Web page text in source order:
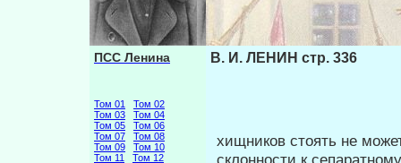
ПСС Ленина
Том 01
Том 02
Том 03
Том 04
Том 05
Том 06
Том 07
Том 08
Том 09
Том 10
Том 11
Том 12
В. И. ЛЕНИН стр. 336
хищников стоять не